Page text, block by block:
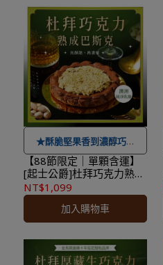
更方便！
「保存期限較短商品」，於
收受商品後將無法享有七天
猶豫期之權益且不得辦理退
貨。
★ 本商品不適用 ＃線上優惠
券及紅利點數折抵，可累積
紅利點數
★本限台灣本島配送，如有
離島需求請洽小編運費另計
★本商品恕不配合滿額贈&
加價購。
★登入會員訂購，管理訂單
★酥脆堅果香到濃醇巧克
力，層層交織耐人回味
★最快出貨日，目前為付款
日+4個工作天
★本商品性質具備消保法第
「保存期限較短商品」，於
【88節限定｜單顆含運】
[起士公爵]杜拜巧克力熟成
巴斯克 6吋｜附父親節插
牌、提袋、盤叉｜生日蛋
糕/父親節送禮
NT$1,099
加入購物車